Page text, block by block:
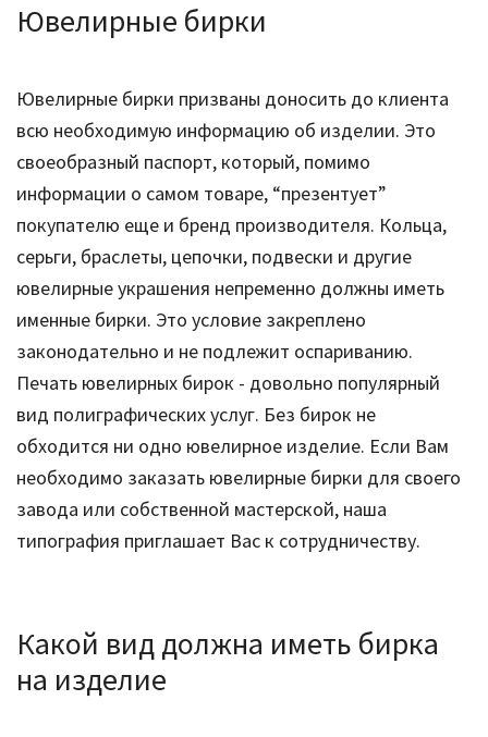
Ювелирные бирки
Ювелирные бирки призваны доносить до клиента
всю необходимую информацию об изделии. Это
своеобразный паспорт, который, помимо
информации о самом товаре, “презентует”
покупателю еще и бренд производителя. Кольца,
серьги, браслеты, цепочки, подвески и другие
ювелирные украшения непременно должны иметь
именные бирки. Это условие закреплено
законодательно и не подлежит оспариванию.
Печать ювелирных бирок - довольно популярный
вид полиграфических услуг. Без бирок не
обходится ни одно ювелирное изделие. Если Вам
необходимо заказать ювелирные бирки для своего
завода или собственной мастерской, наша
типография приглашает Вас к сотрудничеству.
Какой вид должна иметь бирка
на изделие